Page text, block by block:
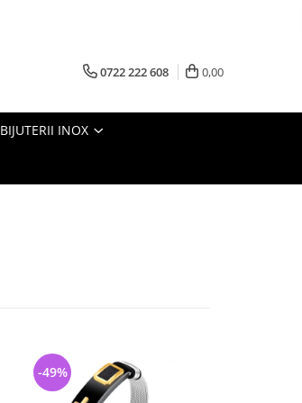
0722 222 608 0,00
BIJUTERII INOX
-49%